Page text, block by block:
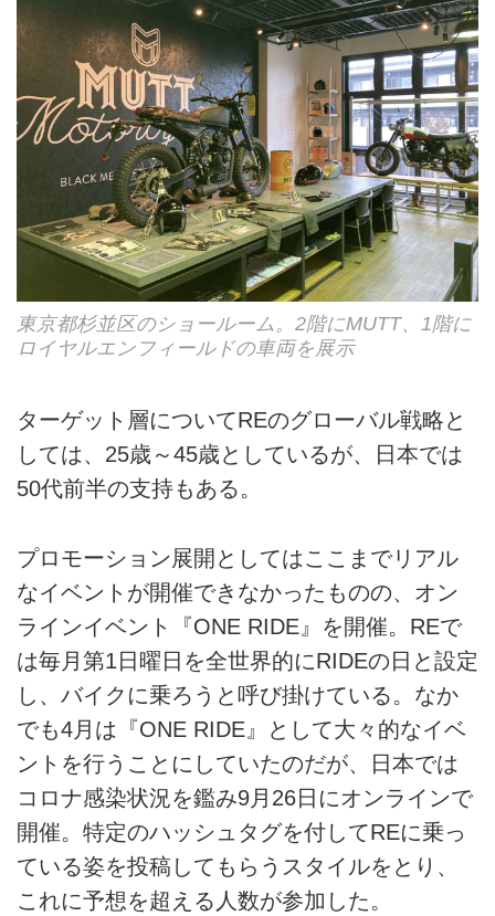
東京都杉並区のショールーム。2階にMUTT、1階に
ロイヤルエンフィールドの車両を展示
ターゲット層についてREのグローバル戦略と
しては、25歳～45歳としているが、日本では
50代前半の支持もある。
プロモーション展開としてはここまでリアル
なイベントが開催できなかったものの、オン
ラインイベント『ONE RIDE』を開催。REで
は毎月第1日曜日を全世界的にRIDEの日と設定
し、バイクに乗ろうと呼び掛けている。なか
でも4月は『ONE RIDE』として大々的なイベ
ントを行うことにしていたのだが、日本では
コロナ感染状況を鑑み9月26日にオンラインで
開催。特定のハッシュタグを付してREに乗っ
ている姿を投稿してもらうスタイルをとり、
これに予想を超える人数が参加した。